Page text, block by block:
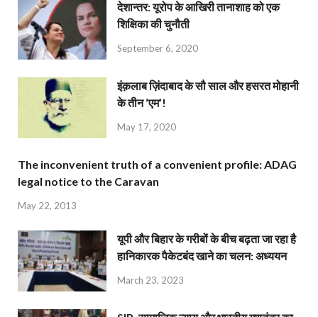
देशान्‍तर: यूरोप के आखिरी तानाशाह को एक
शिक्षिका की चुनौती
September 6, 2020
इंक़लाब ज़िंदाबाद के सौ साल और हसरत मोहानी
के तीन ‘एम’!
May 17, 2020
The inconvenient truth of a convenient profile: ADAG
legal notice to the Caravan
May 22, 2013
यूपी और बिहार के गरीबों के बीच बढ़ता जा रहा है
हानिकारक पैकेटबंद खाने का चलन: अध्ययन
March 23, 2023